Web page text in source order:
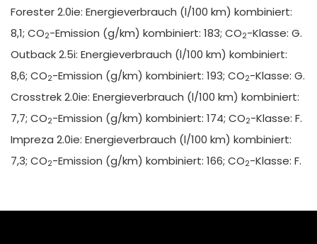
Forester 2.0ie: Energieverbrauch (l/100 km) kombiniert:
8,1; CO2-Emission (g/km) kombiniert: 183; CO2-Klasse: G.
Outback 2.5i: Energieverbrauch (l/100 km) kombiniert:
8,6; CO2-Emission (g/km) kombiniert: 193; CO2-Klasse: G.
Crosstrek 2.0ie: Energieverbrauch (l/100 km) kombiniert:
7,7; CO2-Emission (g/km) kombiniert: 174; CO2-Klasse: F.
Impreza 2.0ie: Energieverbrauch (l/100 km) kombiniert:
7,3; CO2-Emission (g/km) kombiniert: 166; CO2-Klasse: F.